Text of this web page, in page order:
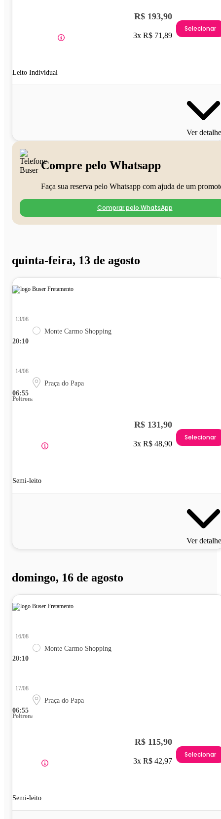
Leito Individual
R$ 193,90
3x R$ 71,89
Selecionar
Ver
Compre pelo Whatsapp
Faça sua reserva pelo Whatsapp com ajuda de um
Comprar pelo WhatsApp
quinta-feira, 13 de agosto
20:10
13/08
Monte Carmo Shopping
06:55
14/08
Praça do Papa
Poltrona
Semi-leito
R$ 131,90
3x R$ 48,90
Selecionar
Ver
domingo, 16 de agosto
20:10
16/08
Monte Carmo Shopping
06:55
17/08
Praça do Papa
Poltrona
Semi-leito
R$ 115,90
3x R$ 42,97
Selecionar